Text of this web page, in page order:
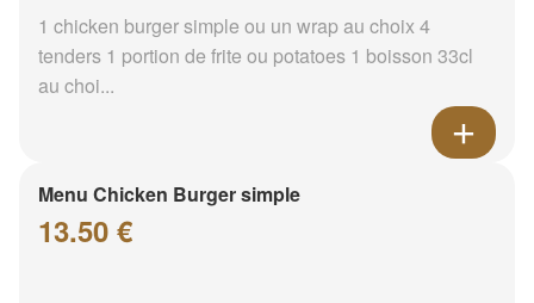
1 chicken burger simple ou un wrap au choix 4
tenders 1 portion de frite ou potatoes 1 boisson 33cl
au choi...
Menu Chicken Burger simple
13.50 €